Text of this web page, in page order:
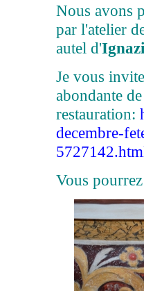
Nous avons
par l'atelier
autel d'
Je vous
abondante
restauration:
decembre-
Vous